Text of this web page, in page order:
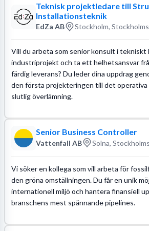
Teknisk projektledare till
Installationsteknik
EdZa AB Stockholm,
Vill du arbeta som senior konsult i tekniskt
industriprojekt och ta ett helhetsansvar
färdig leverans? Du leder dina uppdrag
den första projekteringen till det
slutlig överlämning.
Senior Business Controller
Vattenfall AB Solna,
Vi söker en kollega som vill arbeta för
den gröna omställningen. Du får en unik
internationell miljö och hantera finansiell
branschens mest spännande pipelines.